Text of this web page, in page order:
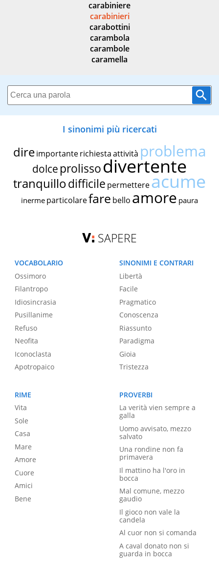
carabiniere
carabinieri
carabottini
carambola
carambole
caramella
I sinonimi più ricercati
dire importante richiestaattività problema
dolce prolissodivertente
tranquillodifficile permettereacume
inerme particolarefare bello amore paura
SAPERE
VOCABOLARIO
Ossimoro
Filantropo
Idiosincrasia
Pusillanime
Refuso
Neofita
Iconoclasta
Apotropaico
SINONIMI E CONTRARI
Libertà
Facile
Pragmatico
Conoscenza
Riassunto
Paradigma
Gioia
Tristezza
RIME
Vita
Sole
Casa
Mare
Amore
Cuore
Amici
Bene
PROVERBI
La verità vien sempre a
galla
Uomo avvisato, mezzo
salvato
Una rondine non fa
primavera
Il mattino ha l'oro in
bocca
Mal comune, mezzo
gaudio
Il gioco non vale la
candela
Al cuor non si comanda
A caval donato non si
guarda in bocca